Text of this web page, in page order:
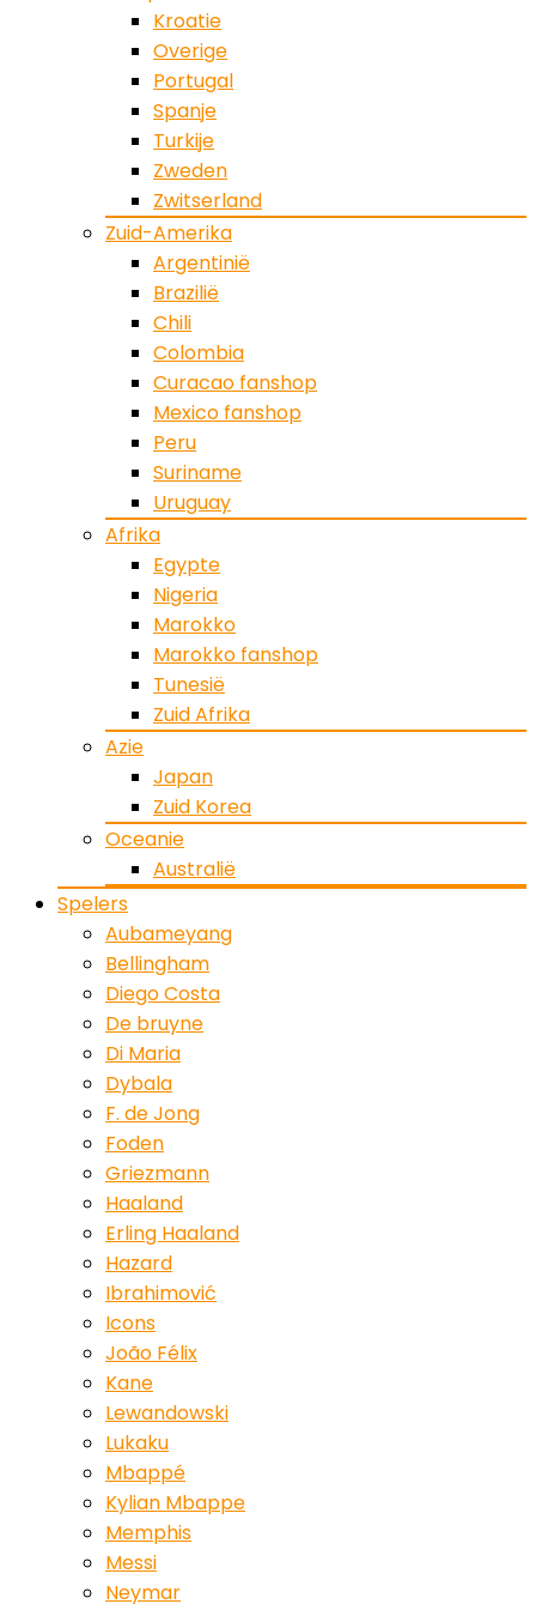
Kroatie
Overige
Portugal
Spanje
Turkije
Zweden
Zwitserland
Zuid-Amerika
Argentinië
Brazilië
Chili
Colombia
Curacao fanshop
Mexico fanshop
Peru
Suriname
Uruguay
Afrika
Egypte
Nigeria
Marokko
Marokko fanshop
Tunesië
Zuid Afrika
Azie
Japan
Zuid Korea
Oceanie
Australië
Spelers
Aubameyang
Bellingham
Diego Costa
De bruyne
Di Maria
Dybala
F. de Jong
Foden
Griezmann
Haaland
Erling Haaland
Hazard
Ibrahimović
Icons
João Félix
Kane
Lewandowski
Lukaku
Mbappé
Kylian Mbappe
Memphis
Messi
Neymar